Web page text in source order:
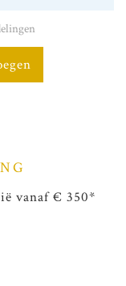
vanaf € 350*